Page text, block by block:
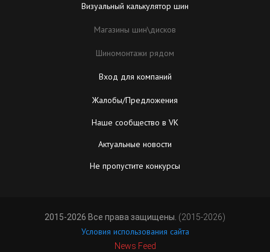
Визуальный калькулятор шин
Магазины шин\дисков
Шиномонтажи рядом
Вход для компаний
Жалобы/Предложения
Наше сообщество в VK
Актуальные новости
Не пропустите конкурсы
2015-2026 Все права защищены. (2015-2026)
Условия использования сайта
News Feed